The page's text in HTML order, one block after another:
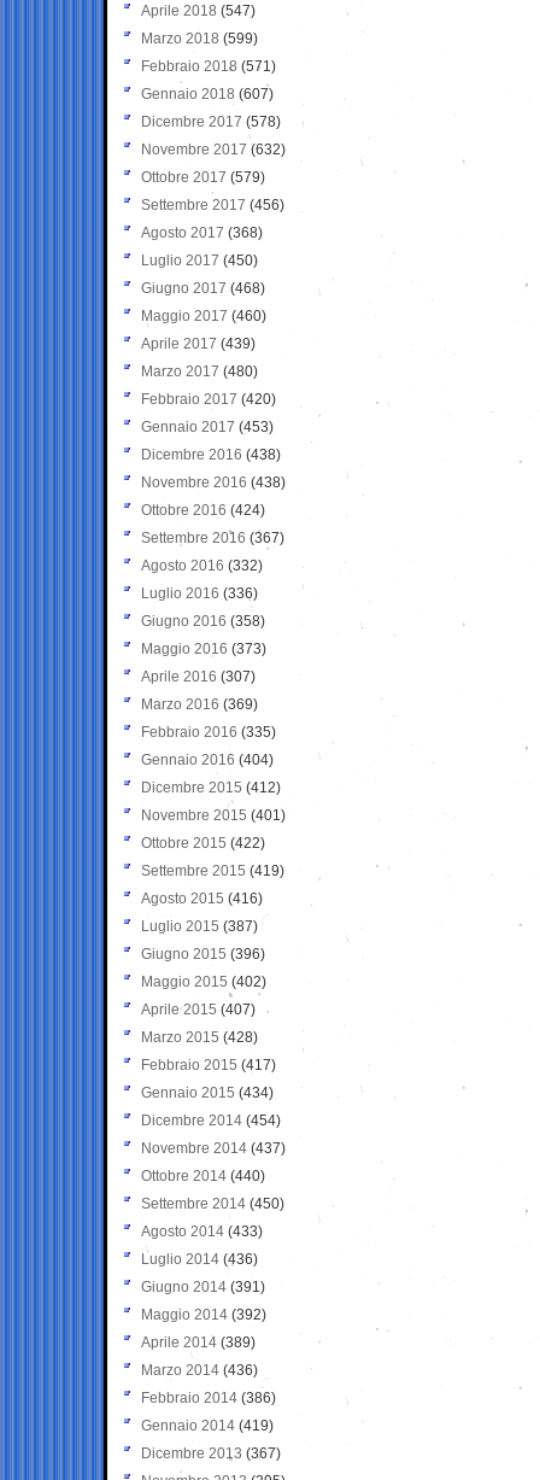
Aprile 2018 (547)
Marzo 2018 (599)
Febbraio 2018 (571)
Gennaio 2018 (607)
Dicembre 2017 (578)
Novembre 2017 (632)
Ottobre 2017 (579)
Settembre 2017 (456)
Agosto 2017 (368)
Luglio 2017 (450)
Giugno 2017 (468)
Maggio 2017 (460)
Aprile 2017 (439)
Marzo 2017 (480)
Febbraio 2017 (420)
Gennaio 2017 (453)
Dicembre 2016 (438)
Novembre 2016 (438)
Ottobre 2016 (424)
Settembre 2016 (367)
Agosto 2016 (332)
Luglio 2016 (336)
Giugno 2016 (358)
Maggio 2016 (373)
Aprile 2016 (307)
Marzo 2016 (369)
Febbraio 2016 (335)
Gennaio 2016 (404)
Dicembre 2015 (412)
Novembre 2015 (401)
Ottobre 2015 (422)
Settembre 2015 (419)
Agosto 2015 (416)
Luglio 2015 (387)
Giugno 2015 (396)
Maggio 2015 (402)
Aprile 2015 (407)
Marzo 2015 (428)
Febbraio 2015 (417)
Gennaio 2015 (434)
Dicembre 2014 (454)
Novembre 2014 (437)
Ottobre 2014 (440)
Settembre 2014 (450)
Agosto 2014 (433)
Luglio 2014 (436)
Giugno 2014 (391)
Maggio 2014 (392)
Aprile 2014 (389)
Marzo 2014 (436)
Febbraio 2014 (386)
Gennaio 2014 (419)
Dicembre 2013 (367)